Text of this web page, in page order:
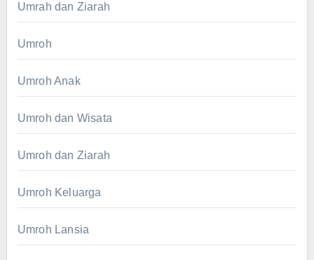
Umrah dan Ziarah
Umroh
Umroh Anak
Umroh dan Wisata
Umroh dan Ziarah
Umroh Keluarga
Umroh Lansia